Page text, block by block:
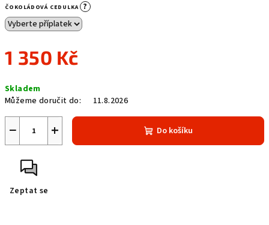
ČOKOLÁDOVÁ CEDULKA ?
1 350 Kč
cena:
Skladem
Můžeme doručit do:
11.8.2026
+
− Do košíku
Zeptat se